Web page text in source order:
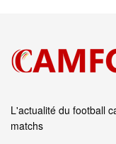
L'actualité du football
matchs